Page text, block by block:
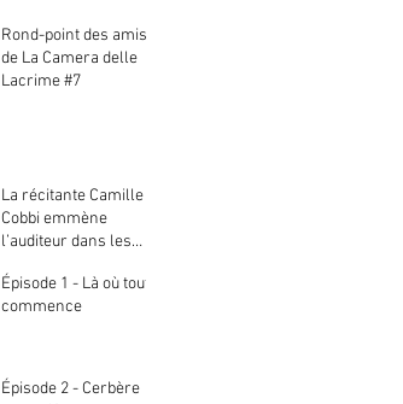
Rond-point des amis
de La Camera delle
Lacrime #7
La récitante Camille
Cobbi emmène
l’auditeur dans les
paradis
Épisode 1 - Là où tout
commence
Épisode 2 - Cerbère